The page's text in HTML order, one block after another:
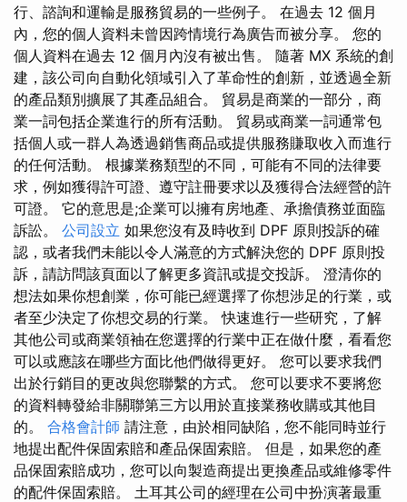
行、諮詢和運輸是服務貿易的一些例子。 在過去 12 個月
內，您的個人資料未曾因跨情境行為廣告而被分享。 您的
個人資料在過去 12 個月內沒有被出售。 隨著 MX 系統的創
建，該公司向自動化領域引入了革命性的創新，並透過全新
的產品類別擴展了其產品組合。 貿易是商業的一部分，商
業一詞包括企業進行的所有活動。 貿易或商業一詞通常包
括個人或一群人為透過銷售商品或提供服務賺取收入而進行
的任何活動。 根據業務類型的不同，可能有不同的法律要
求，例如獲得許可證、遵守註冊要求以及獲得合法經營的許
可證。 它的意思是;企業可以擁有房地產、承擔債務並面臨
訴訟。 公司設立 如果您沒有及時收到 DPF 原則投訴的確
認，或者我們未能以令人滿意的方式解決您的 DPF 原則投
訴，請訪問該頁面以了解更多資訊或提交投訴。 澄清你的
想法如果你想創業，你可能已經選擇了你想涉足的行業，或
者至少決定了你想交易的行業。 快速進行一些研究，了解
其他公司或商業領袖在您選擇的行業中正在做什麼，看看您
可以或應該在哪些方面比他們做得更好。 您可以要求我們
出於行銷目的更改與您聯繫的方式。 您可以要求不要將您
的資料轉發給非關聯第三方以用於直接業務收購或其他目
的。 合格會計師 請注意，由於相同缺陷，您不能同時並行
地提出配件保固索賠和產品保固索賠。 但是，如果您的產
品保固索賠成功，您可以向製造商提出更換產品或維修零件
的配件保固索賠。 土耳其公司的經理在公司中扮演著最重